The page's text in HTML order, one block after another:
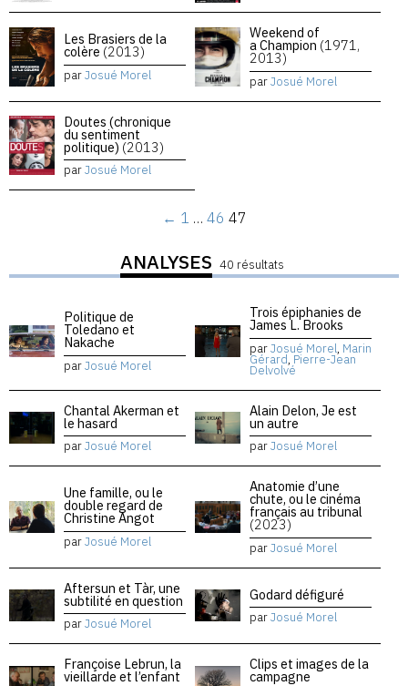
Les Brasiers de la
colère (2013)
parJosué Morel
Weekend of
a Champion (1971,
2013)
parJosué Morel
Doutes (chronique
du sentiment
politique) (2013)
parJosué Morel
← 1 … 46 47
ANALYSES 40 résultats
Politique de
Toledano et
Nakache
parJosué Morel
Trois épiphanies de
James L. Brooks
parJosué Morel, Marin
Gérard, Pierre-Jean
Delvolvé
Chantal Akerman et
le hasard
parJosué Morel
Alain Delon, Je est
un autre
parJosué Morel
Une famille, ou le
double regard de
Christine Angot
parJosué Morel
Anatomie d’une
chute, ou le cinéma
français au tribunal
(2023)
parJosué Morel
Aftersun et Tàr, une
subtilité en question
parJosué Morel
Godard défiguré
parJosué Morel
Françoise Lebrun, la
vieillarde et l’enfant
Clips et images de la
campagne